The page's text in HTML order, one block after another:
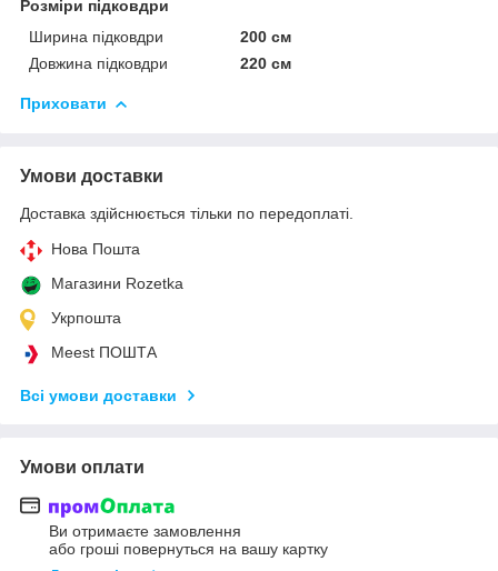
Розміри підковдри
Ширина підковдри
200 см
Довжина підковдри
220 см
Приховати
Умови доставки
Доставка здійснюється тільки по передоплаті.
Нова Пошта
Магазини Rozetka
Укрпошта
Meest ПОШТА
Всі умови доставки
Умови оплати
Ви отримаєте замовлення
або гроші повернуться на вашу картку